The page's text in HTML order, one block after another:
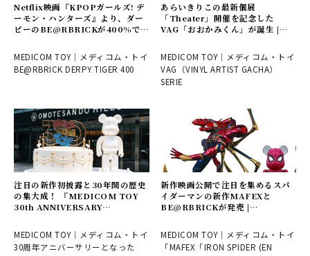
Netflix映画『KPOPガールズ! デ
ーモン・ハンターズ』より、ダー
ピーのBE@RBRICKが400%で登
MEDICOM TOY｜メディコム・トイ
BE@RBRICK DERPY TIGER 400
あらいきりこの最新個展
「Theater」開催を記念した
VAG「おおかみくん」が誕生 |
MEDICOM TOY｜メディコム・トイ
VAG（VINYL ARTIST GACHA）
SERIE
注目の新作初披露と30年間の歴史
の集大成！ 『MEDICOM TOY
30th ANNIVERSARY
MEDICOM TOY
MEDICOM TOY｜メディコム・トイ
30周年アニバーサリーとなった
新作映画公開で注目を集めるスパ
イダーマンの新作MAFEXと
BE@RBRICKが発売 |
MEDICOM TOY｜メディコム・トイ
「MAFEX「IRON SPIDER (EN